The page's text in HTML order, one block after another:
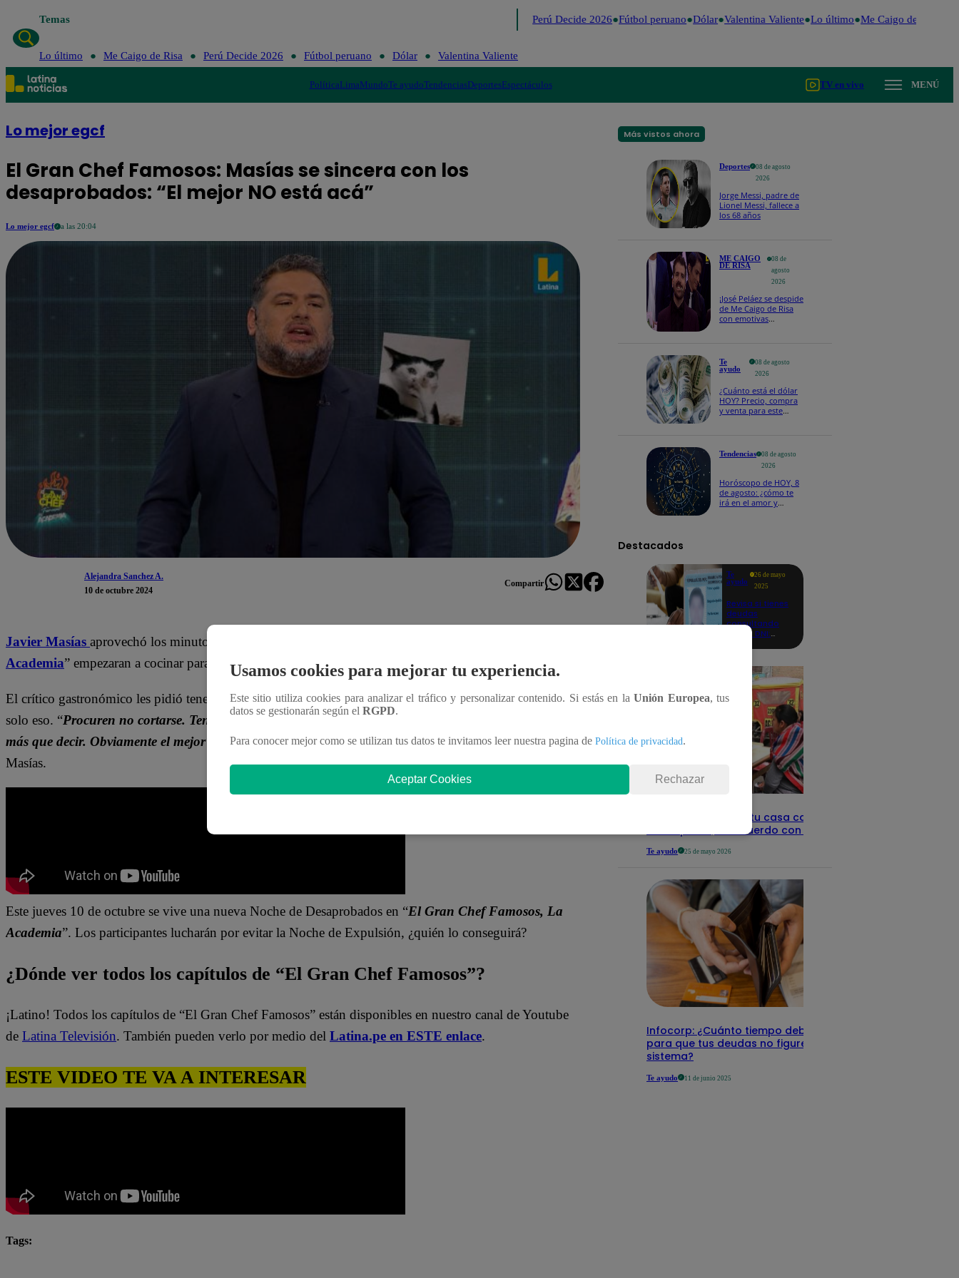
Temas Perú Decide 2026 Fútbol peruano Dólar Valentina Valiente Lo último Me Caigo de Risa
Lo último Me Caigo de Risa Perú Decide 2026 Fútbol peruano Dólar Valentina Valiente
PolíticaLimaMundoTe ayudoTendenciasDeportesEspectáculos TV en vivo MENÚ
Lo mejor egcf
El Gran Chef Famosos: Masías se sincera con los
desaprobados: “El mejor NO está acá”
Lo mejor egcf a las 20:04
Alejandra Sanchez A.
10 de octubre 2024
Compartir
Javier Masías aprovechó los minutos antes de que los participantes de “
Academia” empezaran a cocinar para darles un “mensaje de aliento”.
El crítico gastronómico les pidió tener cuidado al momento de usar el cuchillo para evitar accidentes; pero no
solo eso. “Procuren no cortarse. Tengan mucha suerte, enfóquense. Que gane el mejor, no tengo mucho
más que decir. Obviamente el mejor no está acá porque ya ha pasado a la siguiente ronda”, sentenció
Masías.
Este jueves 10 de octubre se vive una nueva Noche de Desaprobados en “El Gran Chef Famosos, La
Academia”. Los participantes lucharán por evitar la Noche de Expulsión, ¿quién lo conseguirá?
¿Dónde ver todos los capítulos de “El Gran Chef Famosos”?
¡Latino! Todos los capítulos de “El Gran Chef Famosos” están disponibles en nuestro canal de Youtube
de Latina Televisión. También pueden verlo por medio del Latina.pe en ESTE enlace.
ESTE VIDEO TE VA A INTERESAR
Tags:
Más vistos ahora
Deportes
08 de agosto
2026
Jorge Messi, padre de
Lionel Messi, fallece a
los 68 años
ME CAIGO
DE RISA
08 de
agosto
2026
¡José Peláez se despide
de Me Caigo de Risa
con emotivas
Te
ayudo
08 de agosto
2026
¿Cuánto está el dólar
HOY? Precio, compra
y venta para este
Tendencias
08 de agosto
2026
Horóscopo de HOY, 8
de agosto: ¿cómo te
irá en el amor y
Destacados
Te
ayudo
26 de mayo
2025
Revisa si tienes
deudas
consultando
con tu DNI:
detalles
Revisa con tu DNI si tu casa califica
como pobre, de acuerdo con el Sisfoh
Te ayudo 25 de mayo 2026
Infocorp: ¿Cuánto tiempo debe pasar
para que tus deudas no figuren en su
sistema?
Te ayudo 11 de junio 2025
Usamos cookies para mejorar tu experiencia.
Este sitio utiliza cookies para analizar el tráfico y personalizar contenido. Si estás en laUnión Europea, tus
datos se gestionarán según el RGPD.
Para conocer mejor como se utilizan tus datos te invitamos leer nuestra pagina de Política de privacidad.
Aceptar Cookies Rechazar